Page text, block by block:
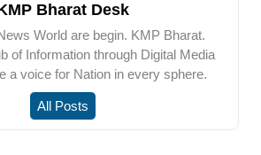
Bharat Desk
World are begin. KMP Bharat.
of Information through Digital Media
a voice for Nation in every sphere.
All Posts